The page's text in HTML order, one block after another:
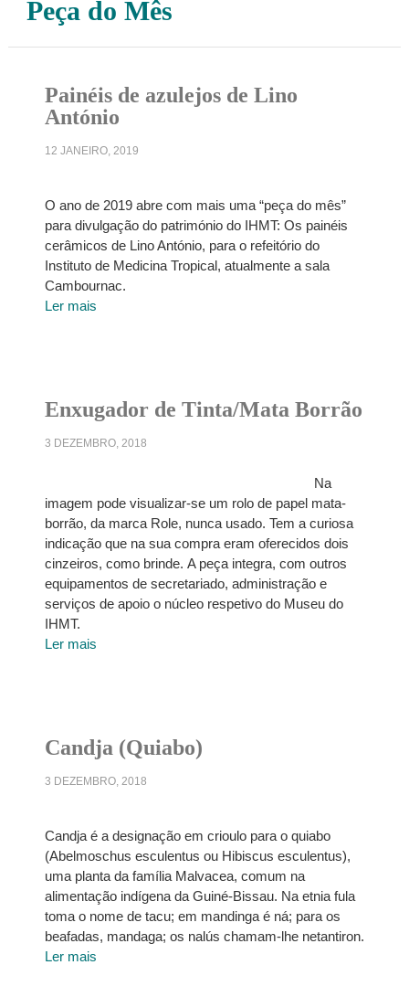
Peça do Mês
Painéis de azulejos de Lino
António
12 JANEIRO, 2019
O ano de 2019 abre com mais uma “peça do mês”
para divulgação do património do IHMT: Os painéis
cerâmicos de Lino António, para o refeitório do
Instituto de Medicina Tropical, atualmente a sala
Cambournac.
Ler mais
Enxugador de Tinta/Mata Borrão
3 DEZEMBRO, 2018
Na
imagem pode visualizar-se um rolo de papel mata-
borrão, da marca Role, nunca usado. Tem a curiosa
indicação que na sua compra eram oferecidos dois
cinzeiros, como brinde. A peça integra, com outros
equipamentos de secretariado, administração e
serviços de apoio o núcleo respetivo do Museu do
IHMT.
Ler mais
Candja (Quiabo)
3 DEZEMBRO, 2018
Candja é a designação em crioulo para o quiabo
(Abelmoschus esculentus ou Hibiscus esculentus),
uma planta da família Malvacea, comum na
alimentação indígena da Guiné-Bissau. Na etnia fula
toma o nome de tacu; em mandinga é ná; para os
beafadas, mandaga; os nalús chamam-lhe netantiron.
Ler mais